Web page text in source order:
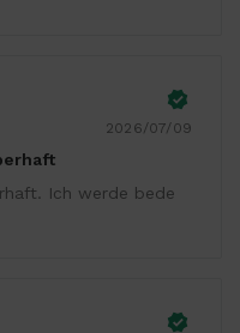
2026/07/09
Ich werde bede